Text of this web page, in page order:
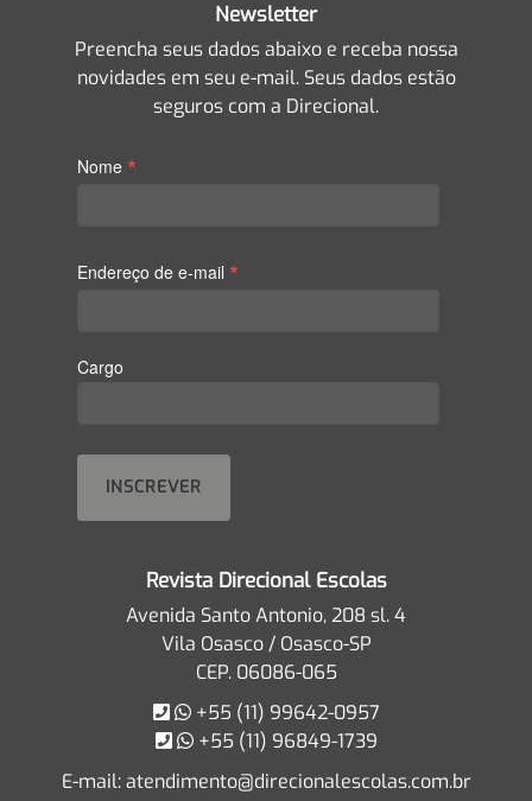
Newsletter
Preencha seus dados abaixo e receba nossa
novidades em seu e-mail. Seus dados estão
seguros com a Direcional.
Nome *
Endereço de e-mail *
Cargo
Revista Direcional Escolas
Avenida Santo Antonio, 208 sl. 4
Vila Osasco / Osasco-SP
CEP. 06086-065
+55 (11) 99642-0957
+55 (11) 96849-1739
E-mail:atendimento@direcionalescolas.com.br